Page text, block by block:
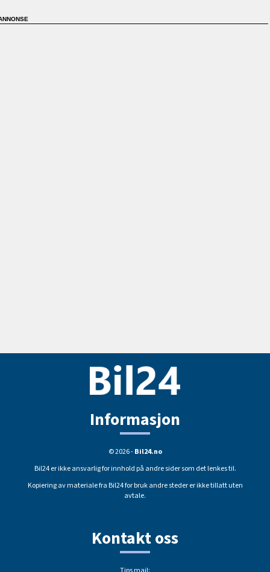
Informasjon
© 2026 -Bil24.no
Bil24 er ikke ansvarlig for innhold på andre sider som det lenkes til.
Kopiering av materiale fra Bil24 for bruk andre steder er ikke tillatt uten
avtale.
Kontakt oss